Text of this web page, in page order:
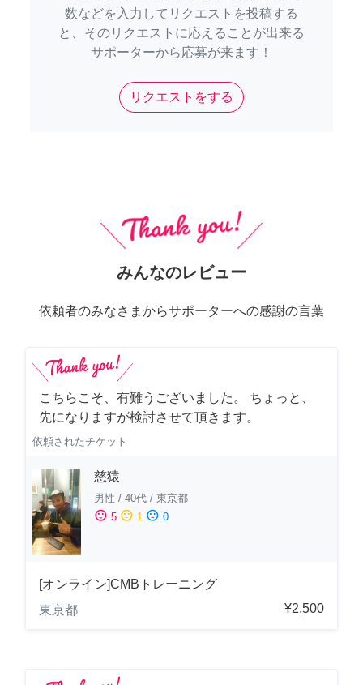
数などを入力してリクエストを投稿する
と、そのリクエストに応えることが出来る
サポーターから応募が来ます！
リクエストをする
みんなのレビュー
依頼者のみなさまからサポーターへの感謝の言葉
こちらこそ、有難うございました。 ちょっと、
先になりますが検討させて頂きます。
依頼されたチケット
慈猿
男性 / 40代 / 東京都
sentiment_satisfied 5 sentiment_neutral 1 sentiment_dissatisfied 0
[オンライン]CMBトレーニング
東京都
¥2,500